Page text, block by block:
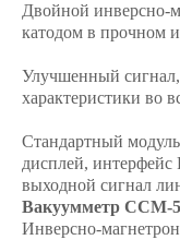
Двойной инверсно-
катодом в прочном
Улучшенный
характеристики во
Стандартный
дисплей, интерфейс
выходной сигнал
Вакуумметр CCM-
Инверсно-